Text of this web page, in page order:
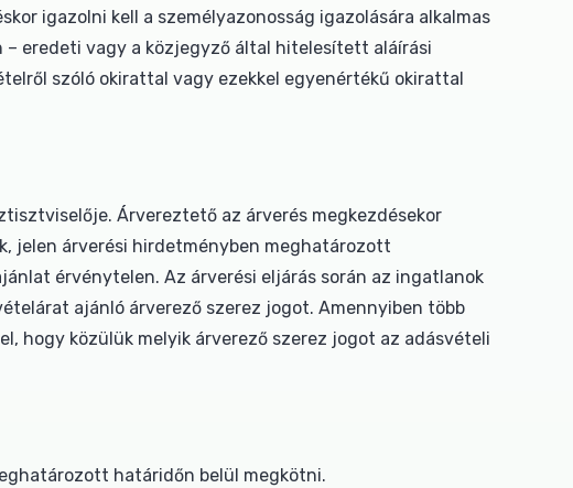
igazolni kell a személyazonosság igazolására alkalmas
eredeti vagy a közjegyző által hitelesített aláírási
szóló okirattal vagy ezekkel egyenértékű okirattal
Árvereztető az árverés megkezdésekor
jelen árverési hirdetményben meghatározott
érvénytelen. Az árverési eljárás során az ingatlanok
ajánló árverező szerez jogot. Amennyiben több
hogy közülük melyik árverező szerez jogot az adásvételi
határidőn belül megkötni.